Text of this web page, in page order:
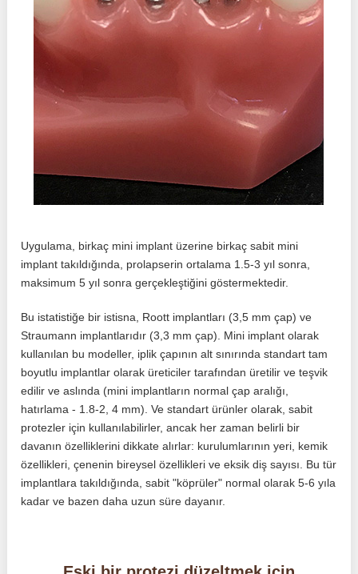
Uygulama, birkaç mini implant üzerine birkaç sabit mini
implant takıldığında, prolapserin ortalama 1.5-3 yıl sonra,
maksimum 5 yıl sonra gerçekleştiğini göstermektedir.
Bu istatistiğe bir istisna, Roott implantları (3,5 mm çap) ve
Straumann implantlarıdır (3,3 mm çap). Mini implant olarak
kullanılan bu modeller, iplik çapının alt sınırında standart tam
boyutlu implantlar olarak üreticiler tarafından üretilir ve teşvik
edilir ve aslında (mini implantların normal çap aralığı,
hatırlama - 1.8-2, 4 mm). Ve standart ürünler olarak, sabit
protezler için kullanılabilirler, ancak her zaman belirli bir
davanın özelliklerini dikkate alırlar: kurulumlarının yeri, kemik
özellikleri, çenenin bireysel özellikleri ve eksik diş sayısı. Bu tür
implantlara takıldığında, sabit "köprüler" normal olarak 5-6 yıla
kadar ve bazen daha uzun süre dayanır.